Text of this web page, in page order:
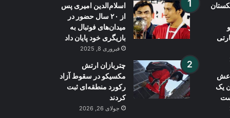
یک
اسلام‌الدین امیری پس
از ۲۰ سال حضور در
میدان‌های فوتبال به
بازیگری خود پایان داد
فبروری 8, 2025
چتربازان ارتش
مکسیکو در سقوط آزاد
رکورد منطقه‌ای ثبت
کردند
جولای 26, 2026